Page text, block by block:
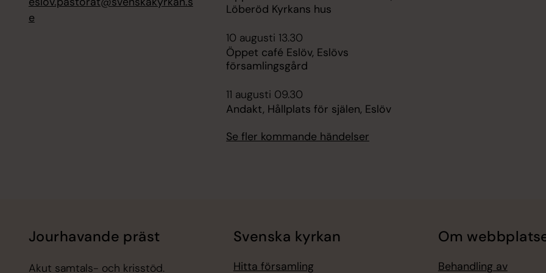
e
Löberöd Kyrkans hus
10 augusti 13.30
Öppet café Eslöv, Eslövs
församlingsgård
11 augusti 09.30
Andakt, Hållplats för själen, Eslöv
Se fler kommande händelser
Jourhavande präst
Akut samtals- och krisstöd.
Svenska kyrkan
Hitta församling
Om
Behandling av